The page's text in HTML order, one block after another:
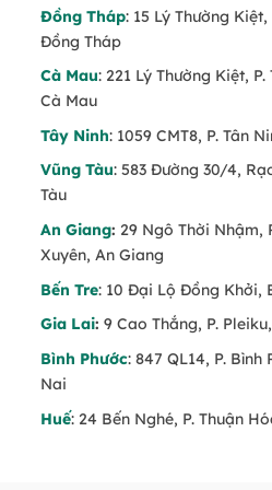
Đồng Tháp: 15 Lý Thường Kiệt,
Đồng Tháp
Cà Mau: 221 Lý Thường Kiệt, P.
Cà Mau
Tây Ninh: 1059 CMT8, P. Tân
Vũng Tàu: 583 Đường 30/4,
Tàu
An Giang: 29 Ngô Thời Nhậm,
Xuyên, An Giang
Bến Tre: 10 Đại Lộ Đồng Khởi,
Gia Lai: 9 Cao Thắng, P.
Bình Phước: 847 QL14, P. Bình
Nai
Huế: 24 Bến Nghé, P. Thuận